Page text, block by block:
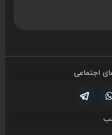
اجتماعی
لینکدین